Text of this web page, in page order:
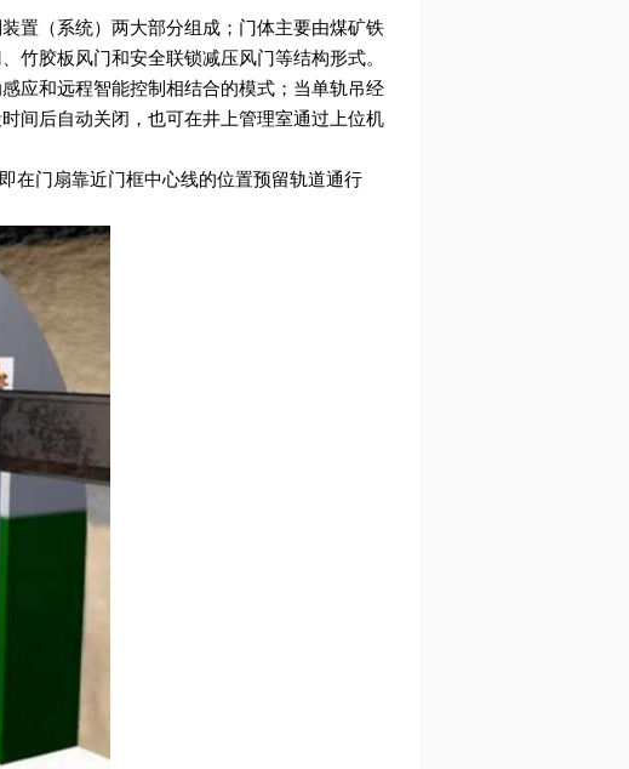
置（系统）两大部分组成；门体主要由煤矿铁
竹胶板风门和安全联锁减压风门等结构形式。
应和远程智能控制相结合的模式；当单轨吊经
间后自动关闭，也可在井上管理室通过上位机
在门扇靠近门框中心线的位置预留轨道通行